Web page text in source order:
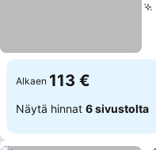
Alkaen 113 €
Näytä hinnat 6 sivustolta